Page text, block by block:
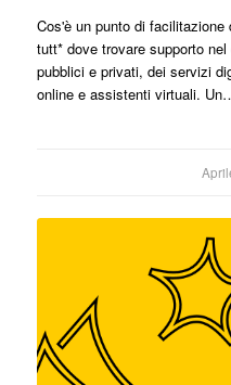
Cos'è un punto di
tutt* dove trovare supporto
pubblici e privati, dei servizi
online e assistenti virtuali.